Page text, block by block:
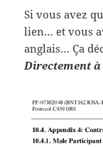
Si vous avez
lien… et vous
anglais… Ça
Directement à